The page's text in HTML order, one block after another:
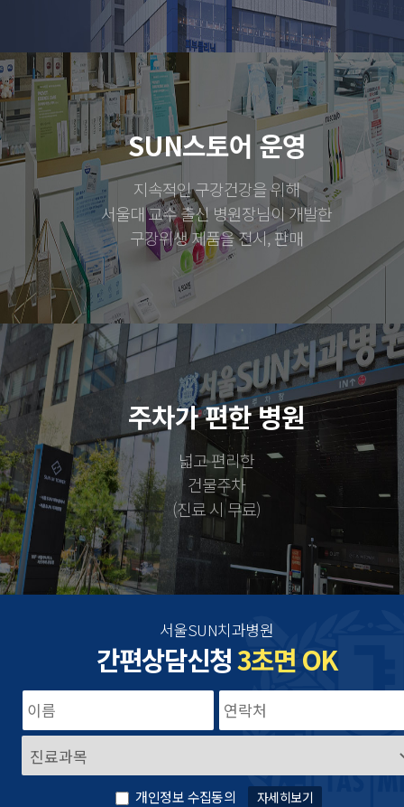
SUN스토어 운영
지속적인 구강건강을 위해
서울대 교수 출신 병원장님이 개발한
구강위생 제품을 전시, 판매
주차가 편한 병원
넓고 편리한
건물주차
(진료 시 무료)
서울SUN치과병원
간편상담신청3초면 OK
개인정보 수집동의 자세히보기